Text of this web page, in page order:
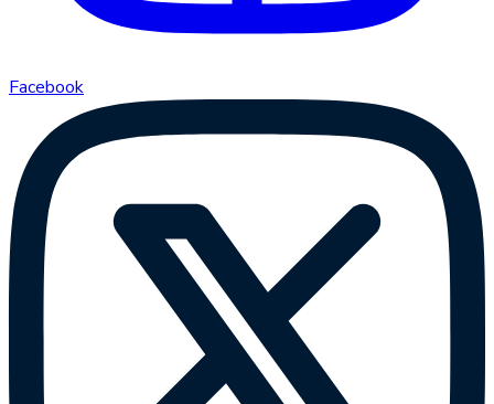
Facebook